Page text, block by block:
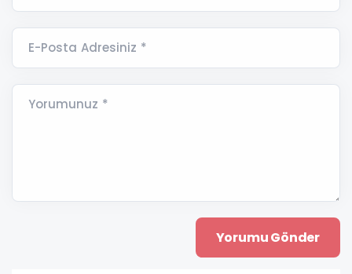
E-Posta Adresiniz *
Yorumunuz *